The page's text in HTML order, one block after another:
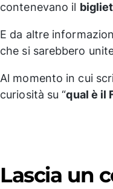
contenevano il
E da altre
che si sarebbero
Al momento in cui
curiosità su “qual è il
Lascia un